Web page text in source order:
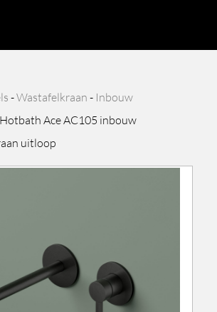
-Wastafelkraan - Inbouw
Hotbath Ace AC105 inbouw
uitloop